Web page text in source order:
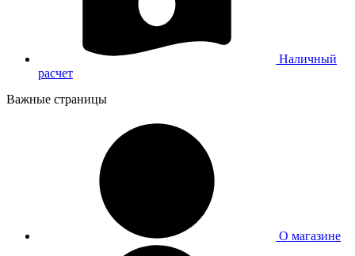
Наличный
расчет
Важные страницы
О магазине